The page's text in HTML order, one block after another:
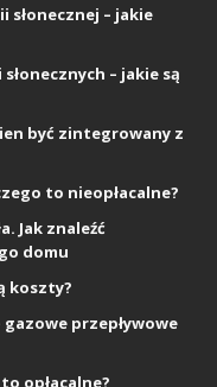
słonecznej – jakie
– jakie są
być zintegrowany z
to nieopłacalne?
Jak znaleźć
domu
koszty?
przepływowe
opłacalne?